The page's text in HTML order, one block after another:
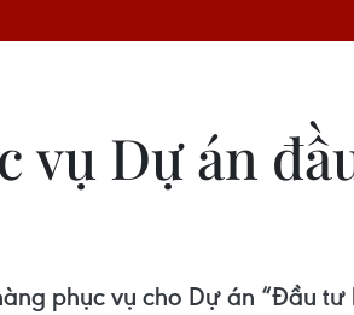
vụ Dự án
phục vụ cho Dự án “Đầu